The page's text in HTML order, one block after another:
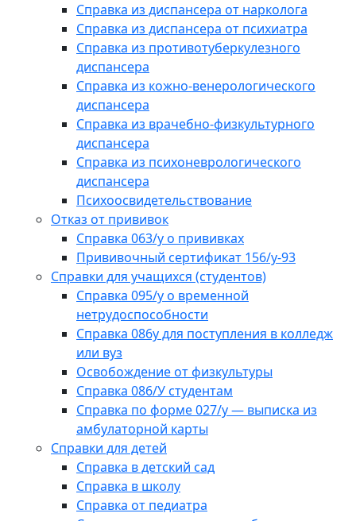
Справка из диспансера от нарколога
Справка из диспансера от психиатра
Справка из противотуберкулезного
диспансера
Справка из кожно-венерологического
диспансера
Справка из врачебно-физкультурного
диспансера
Справка из психоневрологического
диспансера
Психоосвидетельствование
Отказ от прививок
Справка 063/у о прививках
Прививочный сертификат 156/у-93
Справки для учащихся (студентов)
Справка 095/у о временной
нетрудоспособности
Справка 086у для поступления в колледж
или вуз
Освобождение от физкультуры
Справка 086/У студентам
Справка по форме 027/у — выписка из
амбулаторной карты
Справки для детей
Справка в детский сад
Справка в школу
Справка от педиатра